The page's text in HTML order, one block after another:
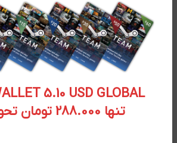
5.10 USD GLOBAL
تنها 288.000 تومان تحویل آنی